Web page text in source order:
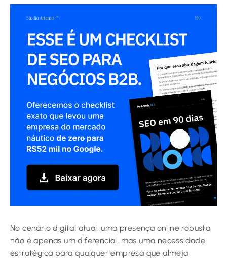
No cenário digital atual, uma presença online robusta
não é apenas um diferencial, mas uma necessidade
estratégica para qualquer empresa que almeja